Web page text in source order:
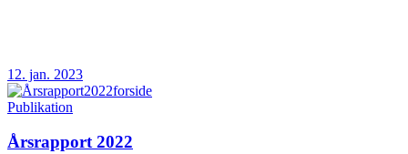
12. jan. 2023
Publikation
Årsrapport 2022